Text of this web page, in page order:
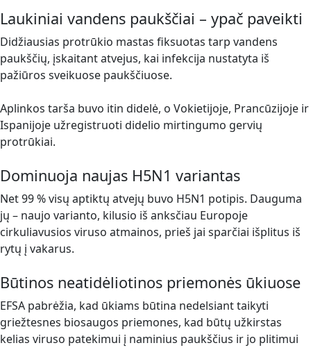
Laukiniai vandens paukščiai – ypač paveikti
Didžiausias protrūkio mastas fiksuotas tarp vandens
paukščių, įskaitant atvejus, kai infekcija nustatyta iš
pažiūros sveikuose paukščiuose.
Aplinkos tarša buvo itin didelė, o Vokietijoje, Prancūzijoje ir
Ispanijoje užregistruoti didelio mirtingumo gervių
protrūkiai.
Dominuoja naujas H5N1 variantas
Net 99 % visų aptiktų atvejų buvo H5N1 potipis. Dauguma
jų – naujo varianto, kilusio iš anksčiau Europoje
cirkuliavusios viruso atmainos, prieš jai sparčiai išplitus iš
rytų į vakarus.
Būtinos neatidėliotinos priemonės ūkiuose
EFSA pabrėžia, kad ūkiams būtina nedelsiant taikyti
griežtesnes biosaugos priemones, kad būtų užkirstas
kelias viruso patekimui į naminius paukščius ir jo plitimui